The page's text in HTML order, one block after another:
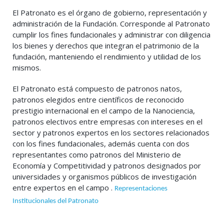
El Patronato es el órgano de gobierno, representación y
administración de la Fundación. Corresponde al Patronato
cumplir los fines fundacionales y administrar con diligencia
los bienes y derechos que integran el patrimonio de la
fundación, manteniendo el rendimiento y utilidad de los
mismos.
El Patronato está compuesto de patronos natos,
patronos elegidos entre científicos de reconocido
prestigio internacional en el campo de la Nanociencia,
patronos electivos entre empresas con intereses en el
sector y patronos expertos en los sectores relacionados
con los fines fundacionales, además cuenta con dos
representantes como patronos del Ministerio de
Economía y Competitividad y patronos designados por
universidades y organismos públicos de investigación
entre expertos en el campo . Representaciones
Institucionales del Patronato